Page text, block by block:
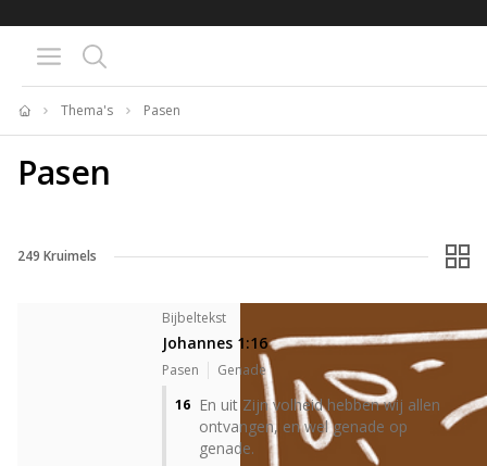
Home
Thema's Pasen
Pasen
249 Kruimels
Bijbeltekst
Johannes 1:16
Pasen
Genade
16 En uit Zijn volheid hebben wij allen
ontvangen, en wel genade op
genade.